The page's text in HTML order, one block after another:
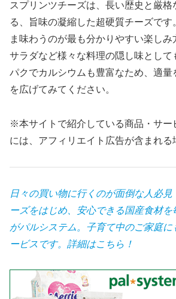
スプリンツチーズは、長い歴史と厳
る、旨味の凝縮した超硬質チーズです
ま味わうのが最も分かりやすい楽し
サラダなど様々な料理の隠し味として
パクでカルシウムも豊富なため、適量
を広げてみてください。
※本サイトで紹介している商品・サー
には、アフィリエイト広告が含まれる
日々の買い物に行くのが面倒な人必
ーズをはじめ、安心できる国産食材
がパルシステム。子育て中のご家庭
ービスです。 詳細はこちら！